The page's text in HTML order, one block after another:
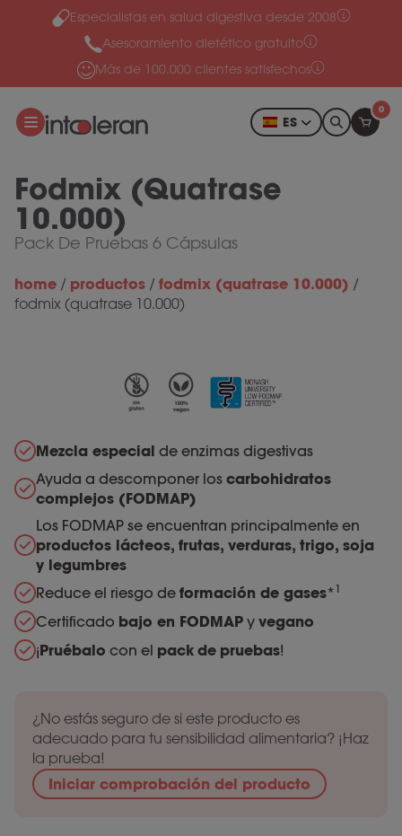
Ir al contenido
Especialistas en salud digestiva desde 2008
Asesoramiento dietético gratuito
Más de 100.000 clientes satisfechos
ES
0
Fodmix (Quatrase
10.000)
Pack De Pruebas 6 Cápsulas
home / productos / fodmix (quatrase 10.000) /
fodmix (quatrase 10.000)
Mezcla especial de enzimas digestivas
Ayuda a descomponer los carbohidratos
complejos (FODMAP)
Los FODMAP se encuentran principalmente en
productos lácteos, frutas, verduras, trigo, soja
y legumbres
Reduce el riesgo de formación de gases* 1
Certificado bajo en FODMAP y vegano
¡Pruébalo con el pack de pruebas!
¿No estás seguro de si este producto es
adecuado para tu sensibilidad alimentaria? ¡Haz
la prueba!
Iniciar comprobación del producto